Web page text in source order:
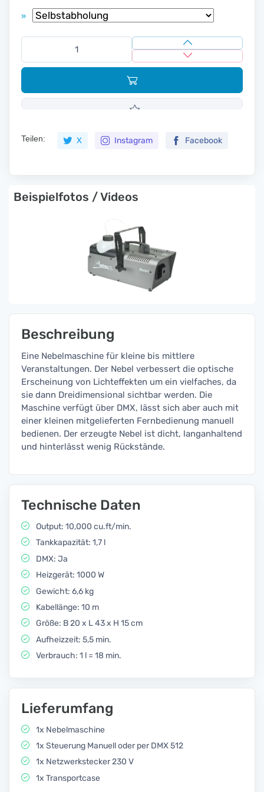
»
Teilen: X Instagram Facebook
Beispielfotos / Videos
Beschreibung
Eine Nebelmaschine für kleine bis mittlere
Veranstaltungen. Der Nebel verbessert die optische
Erscheinung von Lichteffekten um ein vielfaches, da
sie dann Dreidimensional sichtbar werden. Die
Maschine verfügt über DMX, lässt sich aber auch mit
einer kleinen mitgelieferten Fernbedienung manuell
bedienen. Der erzeugte Nebel ist dicht, langanhaltend
und hinterlässt wenig Rückstände.
Technische Daten
Output: 10,000 cu.ft/min.
Tankkapazität: 1,7 l
DMX: Ja
Heizgerät: 1000 W
Gewicht: 6,6 kg
Kabellänge: 10 m
Größe: B 20 x L 43 x H 15 cm
Aufheizzeit: 5,5 min.
Verbrauch: 1 l = 18 min.
Lieferumfang
1x Nebelmaschine
1x Steuerung Manuell oder per DMX 512
1x Netzwerkstecker 230 V
1x Transportcase